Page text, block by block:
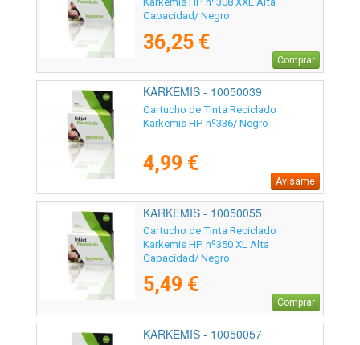
Capacidad/ Negro
36,25 €
Comprar
KARKEMIS - 10050039
Cartucho de Tinta Reciclado
Karkemis HP nº336/ Negro
4,99 €
Avísame
KARKEMIS - 10050055
Cartucho de Tinta Reciclado
Karkemis HP nº350 XL Alta
Capacidad/ Negro
5,49 €
Comprar
KARKEMIS - 10050057